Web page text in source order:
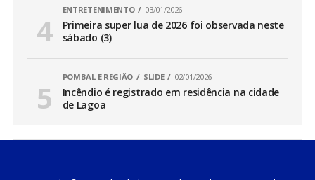
ENTRETENIMENTO 03/01/2026
Primeira super lua de 2026 foi observada neste
sábado (3)
POMBAL E REGIÃO SLIDE 02/01/2026
Incêndio é registrado em residência na cidade
de Lagoa